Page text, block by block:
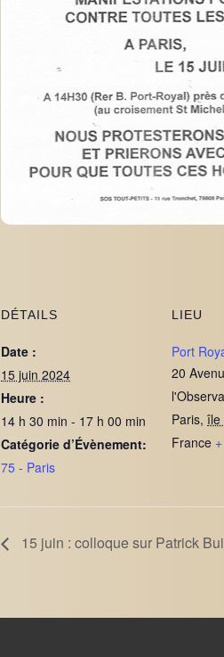
DÉTAILS
Date :
15 juin 2024
Heure :
14 h 30 min - 17 h 00 min
Catégorie d’Évènement:
75 - Paris
LIEU
Port
20
Paris, île
France
15 juin : colloque sur Patrick